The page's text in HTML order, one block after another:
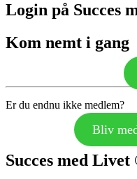
Login på Succes
Kom nemt i gang
Er du endnu ikke medlem?
Bliv
Succes med Livet